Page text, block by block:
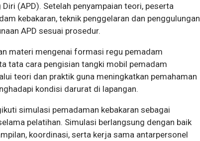
(APD). Setelah penyampaian teori, peserta
kebakaran, teknik penggelaran dan penggulungan
APD sesuai prosedur.
materi mengenai formasi regu pemadam
tata cara pengisian tangki mobil pemadam
teori dan praktik guna meningkatkan pemahaman
kondisi darurat di lapangan.
simulasi pemadaman kebakaran sebagai
pelatihan. Simulasi berlangsung dengan baik
koordinasi, serta kerja sama antarpersonel